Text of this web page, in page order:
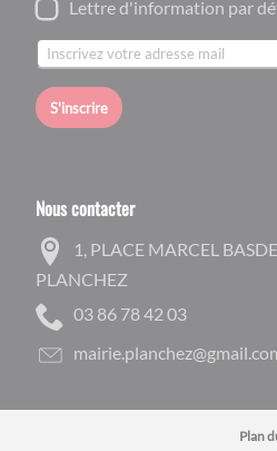
Lettre d'information par
S'inscrire
Nous contacter
1, PLACE MARCEL
PLANCHEZ
30 24 87 68 30
Plan